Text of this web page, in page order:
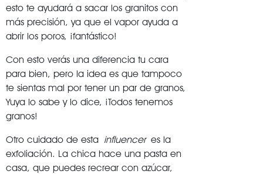
esto te ayudará a sacar los granitos con
más precisión, ya que el vapor ayuda a
abrir los poros, ¡fantástico!
Con esto verás una diferencia tu cara
para bien, pero la idea es que tampoco
te sientas mal por tener un par de granos,
Yuya lo sabe y lo dice, ¡Todos tenemos
granos!
Otro cuidado de esta influenceres la
exfoliación. La chica hace una pasta en
casa, que puedes recrear con azúcar,